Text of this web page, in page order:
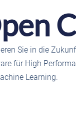
Sie in die
für High
Learning.